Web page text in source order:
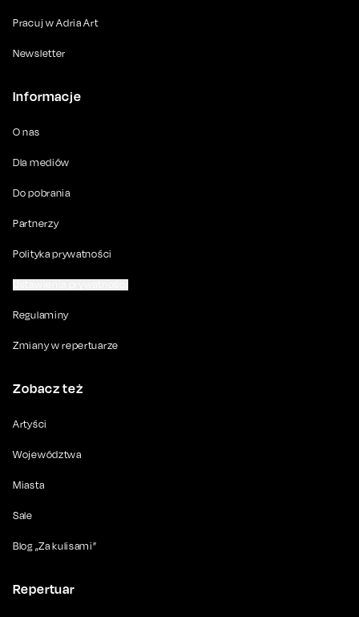
Pracuj w Adria Art
Newsletter
Informacje
O nas
Dla mediów
Do pobrania
Partnerzy
Polityka prywatności
Regulaminy
Zmiany w repertuarze
Zobacz też
Artyści
Województwa
Miasta
Sale
Blog „Za kulisami”
Repertuar